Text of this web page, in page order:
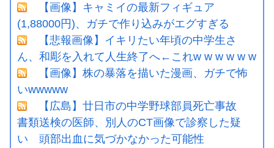
【画像】キャミイの最新フィギュア
(1,88000円)、ガチで作り込みがエグすぎる
【悲報画像】イキリたい年頃の中学生さ
ん、和彫を入れて人生終了へ←これw w w w w w
【画像】株の暴落を描いた漫画、ガチで怖
いwwwww
【広島】廿日市の中学野球部員死亡事故
書類送検の医師、別人のCT画像で診察した疑
い 頭部出血に気づかなかった可能性